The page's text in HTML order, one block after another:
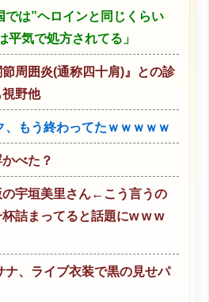
では”ヘロインと同じくらい
平気で処方されてる」
周囲炎(通称四十肩)』との診
野他
、もう終わってたｗｗｗｗｗ
べた？
の宇垣美里さん←こう言うの
詰まってると話題にw w w
ナ、ライブ衣装で黒の見せパ